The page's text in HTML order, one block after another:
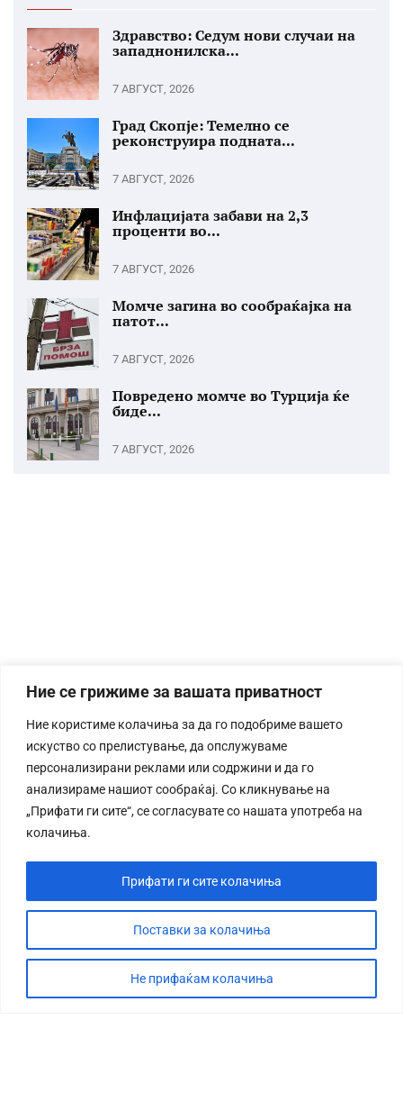
Ние се грижиме за вашата приватност
Ние користиме колачиња за да го подобриме вашето
искуство со прелистување, да опслужуваме
персонализирани реклами или содржини и да го
анализираме нашиот сообраќај. Со кликнување на
„Прифати ги сите“, се согласувате со нашата употреба на
колачиња.
Поставки за колачиња
Не прифаќам колачиња
Прифати ги сите колачиња
Здравство: Седум нови случаи на
западнонилска...
7 АВГУСТ, 2026
Град Скопје: Темелно се
реконструира подната...
7 АВГУСТ, 2026
Инфлацијата забави на 2,3
проценти во...
7 АВГУСТ, 2026
Момче загина во сообраќајка на
патот...
7 АВГУСТ, 2026
Повредено момче во Турција ќе
биде...
7 АВГУСТ, 2026